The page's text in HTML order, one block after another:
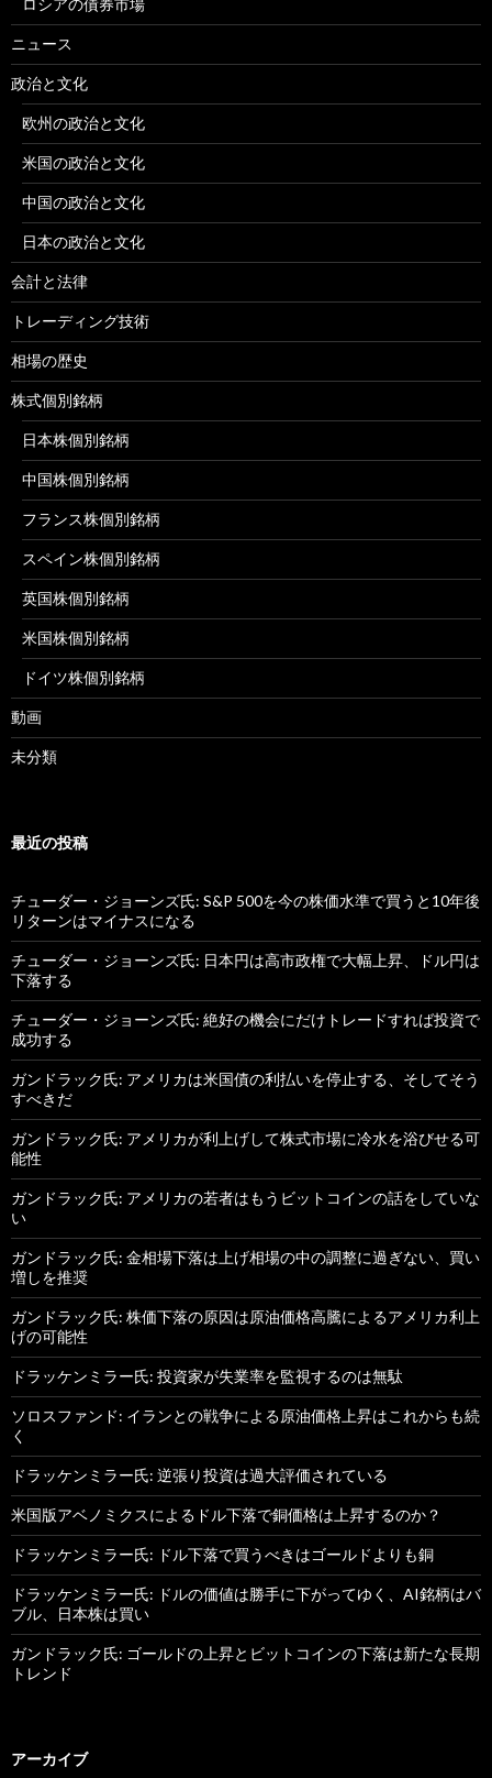
ロシアの債券市場
ニュース
政治と文化
欧州の政治と文化
米国の政治と文化
中国の政治と文化
日本の政治と文化
会計と法律
トレーディング技術
相場の歴史
株式個別銘柄
日本株個別銘柄
中国株個別銘柄
フランス株個別銘柄
スペイン株個別銘柄
英国株個別銘柄
米国株個別銘柄
ドイツ株個別銘柄
動画
未分類
最近の投稿
チューダー・ジョーンズ氏: S&P 500を今の株価水準で買うと10年後
リターンはマイナスになる
チューダー・ジョーンズ氏: 日本円は高市政権で大幅上昇、ドル円は
下落する
チューダー・ジョーンズ氏: 絶好の機会にだけトレードすれば投資で
成功する
ガンドラック氏: アメリカは米国債の利払いを停止する、そしてそう
すべきだ
ガンドラック氏: アメリカが利上げして株式市場に冷水を浴びせる可
能性
ガンドラック氏: アメリカの若者はもうビットコインの話をしていな
い
ガンドラック氏: 金相場下落は上げ相場の中の調整に過ぎない、買い
増しを推奨
ガンドラック氏: 株価下落の原因は原油価格高騰によるアメリカ利上
げの可能性
ドラッケンミラー氏: 投資家が失業率を監視するのは無駄
ソロスファンド: イランとの戦争による原油価格上昇はこれからも続
く
ドラッケンミラー氏: 逆張り投資は過大評価されている
米国版アベノミクスによるドル下落で銅価格は上昇するのか？
ドラッケンミラー氏: ドル下落で買うべきはゴールドよりも銅
ドラッケンミラー氏: ドルの価値は勝手に下がってゆく、AI銘柄はバ
ブル、日本株は買い
ガンドラック氏: ゴールドの上昇とビットコインの下落は新たな長期
トレンド
アーカイブ